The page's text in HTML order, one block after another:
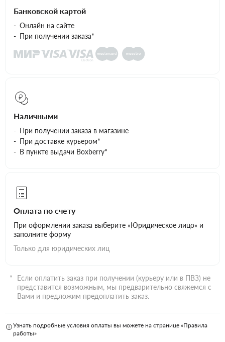
Банковской картой
Онлайн на сайте
При получении заказа*
Наличными
При получении заказа в магазине
При доставке курьером*
В пункте выдачи Boxberry*
Оплата по счету
При оформлении заказа выберите «Юридическое лицо» и
заполните форму
Только для юридических лиц
Если оплатить заказ при получении (курьеру или в ПВЗ) не
представится возможным, мы предварительно свяжемся с
Вами и предложим предоплатить заказ.
Узнать подробные условия оплаты вы можете на странице «Правила
работы»